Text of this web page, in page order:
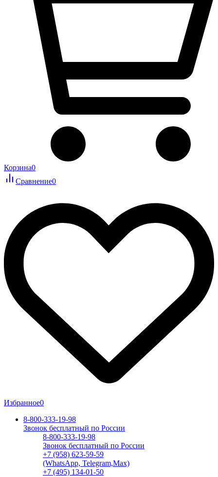
Корзина0
Сравнение0
Избранное0
8-800-333-19-98
Звонок бесплатный по России
8-800-333-19-98
Звонок бесплатный по России
+7 (958) 623-59-59
(WhatsApp, Telegram,Max)
+7 (495) 134-01-50